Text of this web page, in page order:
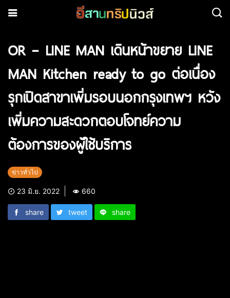
OR – LINE MAN เดินหน้าขยาย LINE
MAN Kitchen ready to go ต่อเนื่อง
รุกเปิดสาขาเพิ่มรอบนอกกรุงเทพฯ หวัง
เพิ่มความสะดวกตอบโจทย์ความ
ต้องการของผู้ใช้บริการ
ข่าวทั่วไป
23 มิ.ย. 2022 660
share tweet share